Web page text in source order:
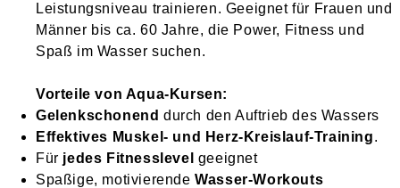
Leistungsniveau trainieren. Geeignet für Frauen und
Männer bis ca. 60 Jahre, die Power, Fitness und
Spaß im Wasser suchen.
Vorteile von Aqua-Kursen:
Gelenkschonend durch den Auftrieb des Wassers
Effektives Muskel- und Herz-Kreislauf-Training.
Für jedes Fitnesslevel geeignet
Spaßige, motivierendeWasser-Workouts